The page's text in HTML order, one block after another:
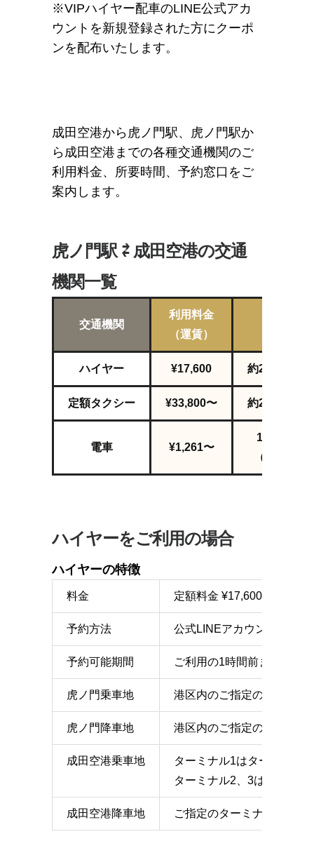
※VIPハイヤー配車のLINE公式アカ
ウントを新規登録された方にクーポ
ンを配布いたします。
成田空港から虎ノ門駅、虎ノ門駅か
ら成田空港までの各種交通機関のご
利用料金、所要時間、予約窓口をご
案内します。
虎ノ門駅 ⇄ 成田空港の交通
機関一覧
交通機関
利用料金
（運賃）
ハイヤー ¥17,600 約2
定額タクシー ¥33,800〜 約2
電車 ¥1,261〜
1時間5分〜
（乗換1回
ハイヤーをご利用の場合
ハイヤーの特徴
料金 定額料金 ¥17,600（別途高
予約方法 公式LINEアカウント、ま
予約可能期間 ご利用の1時間前まで
虎ノ門乗車地 港区内のご指定の地点
虎ノ門降車地 港区内のご指定の地点
成田空港乗車地
ターミナル1はターミナル
ターミナル2、3はターミ
成田空港降車地 ご指定のターミナルのエン